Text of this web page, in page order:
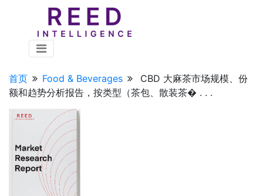
首页 Food & Beverages
CBD 大麻茶市场规模、份
额和趋势分析报告，按类型（茶包、散装茶� . . .